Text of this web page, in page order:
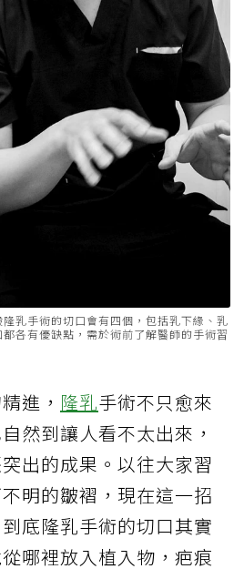
乳手術的切口會有四個，包括乳下緣、乳
各有優缺點，需於術前了解醫師的手術習
進， 隆乳手術不只愈來
然到讓人看不太出來，
出的成果。以往大家習
明的皺褶，現在這一招
底隆乳手術的切口其實
哪裡放入植入物，疤痕